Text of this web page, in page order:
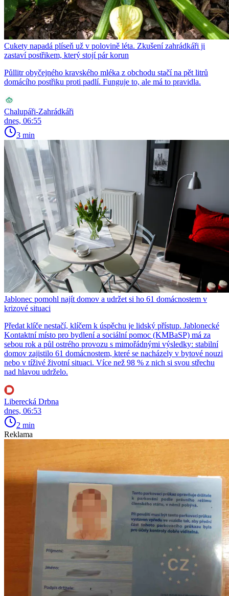
Cukety napadá plíseň už v polovině léta. Zkušení zahrádkáři ji
zastaví postřikem, který stojí pár korun
Půllitr obyčejného kravského mléka z obchodu stačí na pět litrů
domácího postřiku proti padlí. Funguje to, ale má to pravidla.
Chalupáři-Zahrádkáři
dnes, 06:55
3 min
Jablonec pomohl najít domov a udržet si ho 61 domácnostem v
krizové situaci
Předat klíče nestačí, klíčem k úspěchu je lidský přístup. Jablonecké
Kontaktní místo pro bydlení a sociální pomoc (KMBaSP) má za
sebou rok a půl ostrého provozu s mimořádnými výsledky: stabilní
domov zajistilo 61 domácnostem, které se nacházely v bytové nouzi
nebo v tíživé životní situaci. Více než 98 % z nich si svou střechu
nad hlavou udrželo.
Liberecká Drbna
dnes, 06:53
2 min
Reklama